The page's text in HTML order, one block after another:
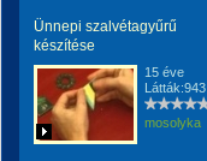
Ünnepi szalvétagyűrű
készítése
15 éve
Látták:943
mosolyka